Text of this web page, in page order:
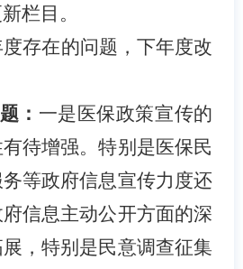
栏目。
度存在的问题，下年度改
： 一是医保政策宣传的
待增强。特别是 医保民
等政府信息宣传力度还
信息主动公开方面的深
，特别是民意调查征集